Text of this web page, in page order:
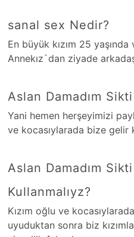
sanal sex Nedir?
En büyük kızım 25 yaşında
Annekız`dan ziyade
Aslan Damadım
Yani­ hemen herşeyimizi
ve kocasıylarada bize gelir
Aslan Damadım
Kullanmalıyz?
Kızım oğlu ve
uyuduktan sonra biz